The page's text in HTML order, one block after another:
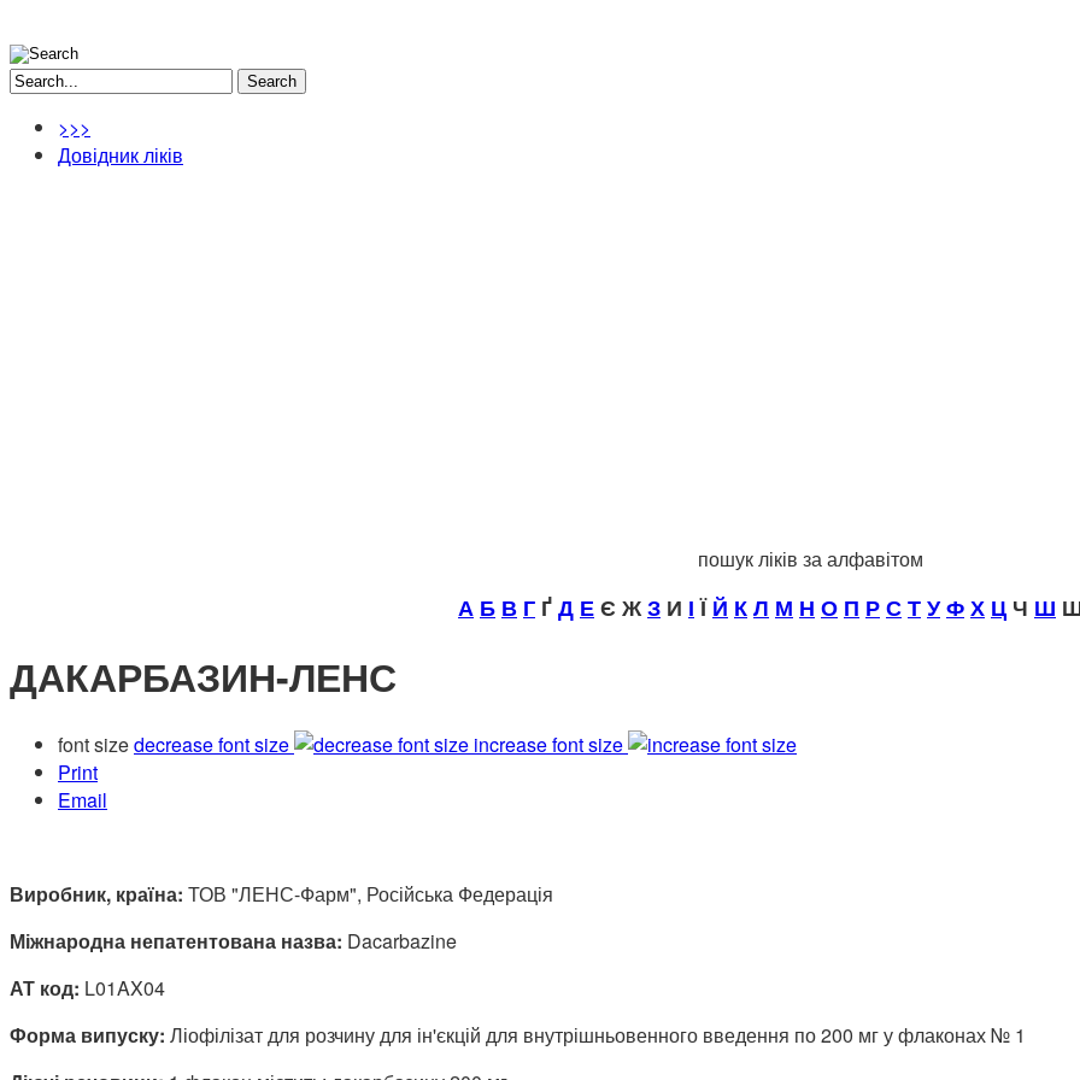
Search
>>>
Довідник ліків
пошук ліків за алфавітом
А Б В Г ҐД ЕЄ ЖЗ И ІЇЙ КЛ М Н О П РСТУФХ Ц Ч Ш
ДАКАРБАЗИН-ЛЕНС
font sizedecrease font size
increase font size
Print
Email
Виробник, країна: ТОВ "ЛЕНС-Фарм", Російська Федерація
Міжнародна непатентована назва: Dacarbazine
АТ код: L01AX04
Форма випуску: Ліофілізат для розчину для ін'єкцій для внутрішньовенного введення по 200 мг у флаконах № 1